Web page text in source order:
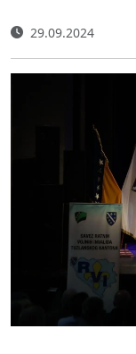
29.09.2024